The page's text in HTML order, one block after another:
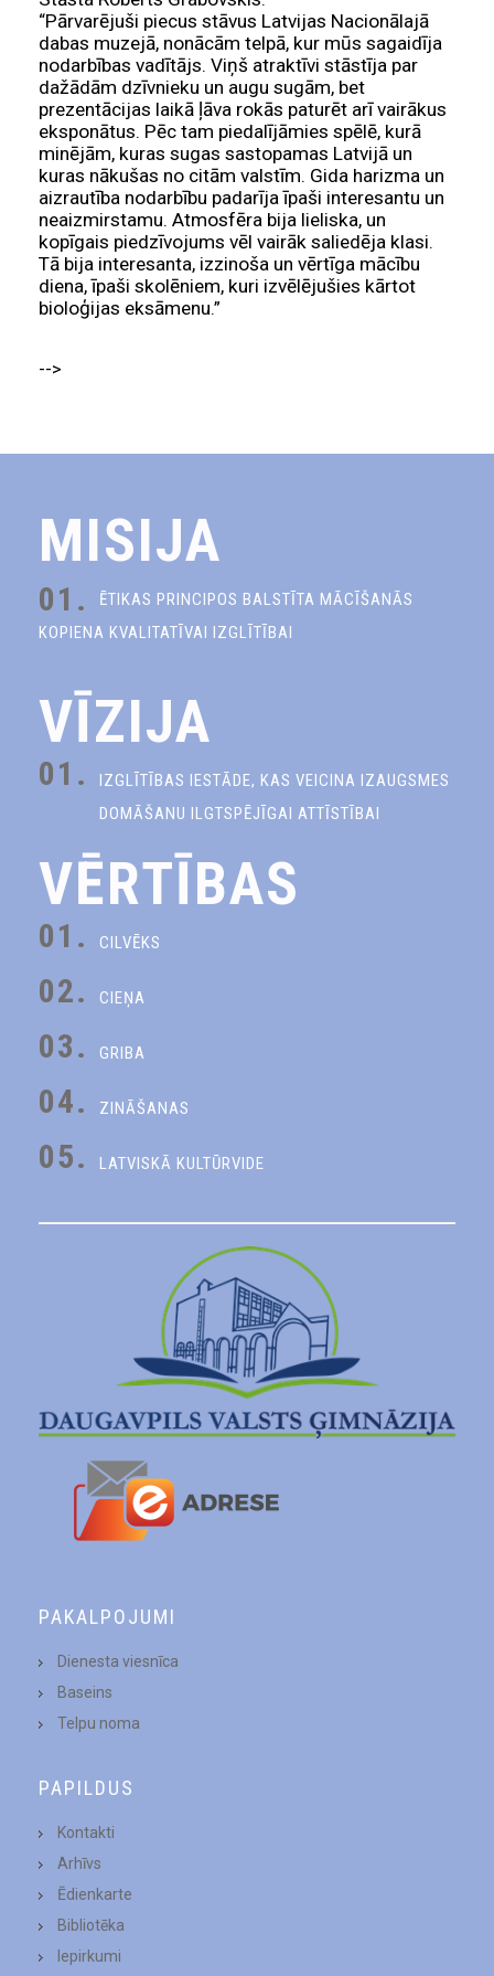
“Pārvarējuši piecus stāvus Latvijas Nacionālajā
dabas muzejā, nonācām telpā, kur mūs sagaidīja
nodarbības vadītājs. Viņš atraktīvi stāstīja par
dažādām dzīvnieku un augu sugām, bet
prezentācijas laikā ļāva rokās paturēt arī vairākus
eksponātus. Pēc tam piedalījāmies spēlē, kurā
minējām, kuras sugas sastopamas Latvijā un
kuras nākušas no citām valstīm. Gida harizma un
aizrautība nodarbību padarīja īpaši interesantu un
neaizmirstamu. Atmosfēra bija lieliska, un
kopīgais piedzīvojums vēl vairāk saliedēja klasi.
Tā bija interesanta, izzinoša un vērtīga mācību
diena, īpaši skolēniem, kuri izvēlējušies kārtot
bioloģijas eksāmenu.”
-->
MISIJA
01.
ĒTIKAS PRINCIPOS BALSTĪTA MĀCĪŠANĀS
KOPIENA KVALITATĪVAI IZGLĪTĪBAI
VĪZIJA
01.
IZGLĪTĪBAS IESTĀDE, KAS VEICINA IZAUGSMES
DOMĀŠANU ILGTSPĒJĪGAI ATTĪSTĪBAI
VĒRTĪBAS
01. CILVĒKS
02. CIEŅA
03. GRIBA
04. ZINĀŠANAS
05. LATVISKĀ KULTŪRVIDE
PAKALPOJUMI
Dienesta viesnīca
Baseins
Telpu noma
PAPILDUS
Kontakti
Arhīvs
Ēdienkarte
Bibliotēka
Iepirkumi